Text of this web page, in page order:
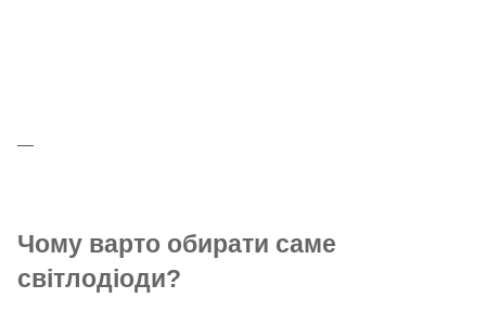
Чому варто обирати саме
світлодіоди?